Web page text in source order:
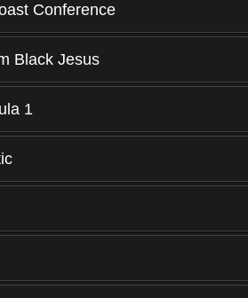
Conference
Black Jesus
1